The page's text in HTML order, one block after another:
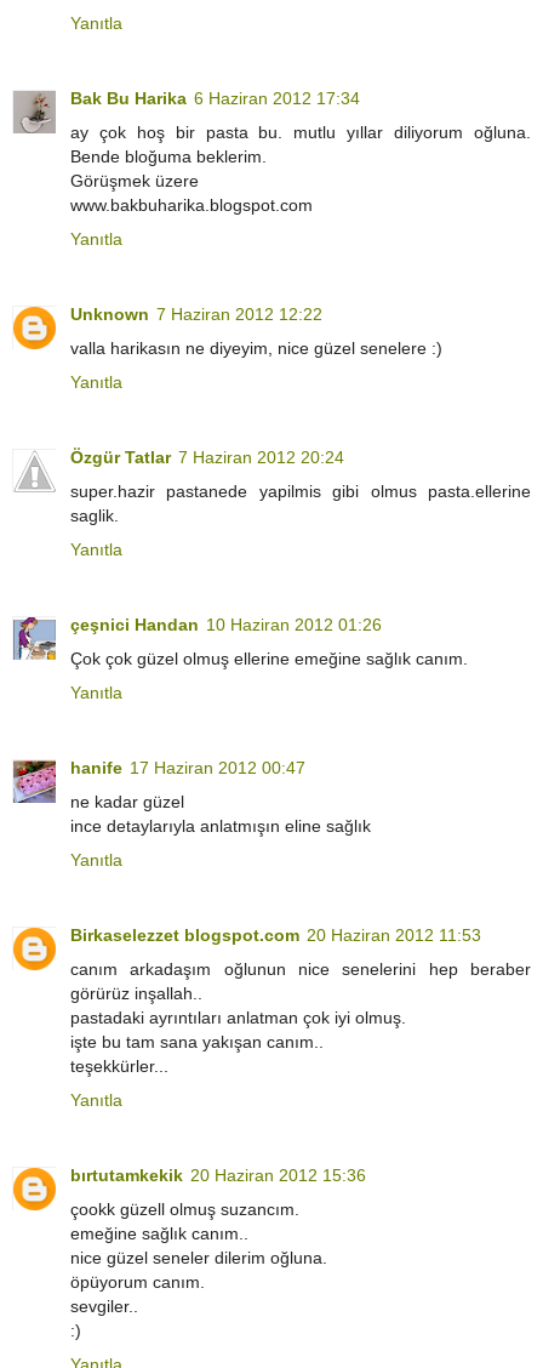
Yanıtla
Bak Bu Harika 6 Haziran 2012 17:34
ay çok hoş bir pasta bu. mutlu yıllar diliyorum oğluna.
Bende bloğuma beklerim.
Görüşmek üzere
www.bakbuharika.blogspot.com
Yanıtla
Unknown 7 Haziran 2012 12:22
valla harikasın ne diyeyim, nice güzel senelere :)
Yanıtla
Özgür Tatlar 7 Haziran 2012 20:24
super.hazir pastanede yapilmis gibi olmus pasta.ellerine
saglik.
Yanıtla
çeşnici Handan 10 Haziran 2012 01:26
Çok çok güzel olmuş ellerine emeğine sağlık canım.
Yanıtla
hanife 17 Haziran 2012 00:47
ne kadar güzel
ince detaylarıyla anlatmışın eline sağlık
Yanıtla
Birkaselezzet blogspot.com 20 Haziran 2012 11:53
canım arkadaşım oğlunun nice senelerini hep beraber
görürüz inşallah..
pastadaki ayrıntıları anlatman çok iyi olmuş.
işte bu tam sana yakışan canım..
teşekkürler...
Yanıtla
bırtutamkekik 20 Haziran 2012 15:36
çookk güzell olmuş suzancım.
emeğine sağlık canım..
nice güzel seneler dilerim oğluna.
öpüyorum canım.
sevgiler..
:)
Yanıtla